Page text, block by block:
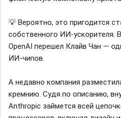
💡 Вероятно, это пригодится
собственного ИИ-ускорителя.
OpenAI перешел Клайв Чан —
ИИ-чипов.
А недавно компания
кремнию. Судя по описанию,
Anthropic займется всей